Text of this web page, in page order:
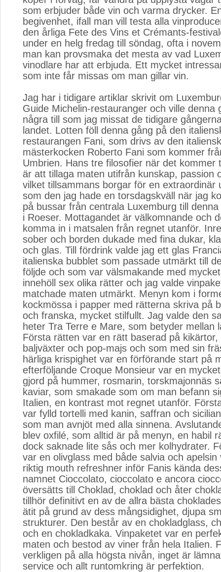
som erbjuder både vin och varma drycker.
begivenhet, ifall man vill testa alla
den årliga Fete des Vins et Crémants-
under en helg fredag till söndag, ofta i
man kan provsmaka det mesta av vad
vinodlare har att erbjuda. Ett mycket
som inte får missas om man gillar vin.
Jag har i tidigare artiklar skrivit om
Guide Michelin-restauranger och ville denna
några till som jag missat de tidigare
landet. Lotten föll denna gång på den
restaurangen Fani, som drivs av den
mästerkocken Roberto Fani som kommer
Umbrien. Hans tre filosofier när det kommer
är att tillaga maten utifrån kunskap, passion
vilket tillsammans borgar för en extraordinär
som den jag hade en torsdagskväll när jag
på bussar från centrala Luxemburg till
i Roeser. Mottagandet är välkomnande och
komma in i matsalen från regnet utanför.
sober och borden dukade med fina dukar,
och glas. Till fördrink valde jag ett glas
italienska bubblet som passade utmärkt till
följde och som var välsmakande med
innehöll sex olika rätter och jag valde
matchade maten utmärkt. Menyn kom i
kockmössa i papper med rätterna skriva på
och franska, mycket stilfullt. Jag valde den
heter Tra Terre e Mare, som betyder mellan
Första rätten var en rätt baserad på kikärtor,
baljväxter och pop-majs och som med sin
härliga krispighet var en förförande start på
efterföljande Croque Monsieur var en
gjord på hummer, rosmarin, torskmajonnäs
kaviar, som smakade som om man befann
Italien, en kontrast mot regnet utanför.
var fylld tortelli med kanin, saffran och
som man avnjöt med alla sinnena.
blev oxfilé, som alltid är på menyn, en habil
dock saknade lite sås och mer kolhydrater.
var en olivglass med både salvia och apelsin
riktig mouth refreshner inför Fanis kända
namnet Cioccolato, cioccolato e ancora
översätts till Choklad, choklad och åter
tillhör definitivt en av de allra bästa
ätit på grund av dess mångsidighet, djupa
strukturer. Den består av en chokladglass,
och en chokladkaka. Vinpaketet var en
maten och bestod av viner från hela Italien.
verkligen på alla högsta nivån, inget är
service och allt runtomkring är perfektion.